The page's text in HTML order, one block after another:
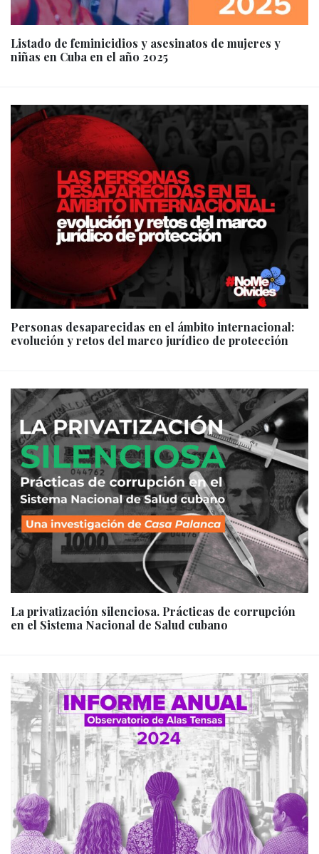
Listado de feminicidios y asesinatos de mujeres y
niñas en Cuba en el año 2025
Personas desaparecidas en el ámbito internacional:
evolución y retos del marco jurídico de protección
La privatización silenciosa. Prácticas de corrupción
en el Sistema Nacional de Salud cubano